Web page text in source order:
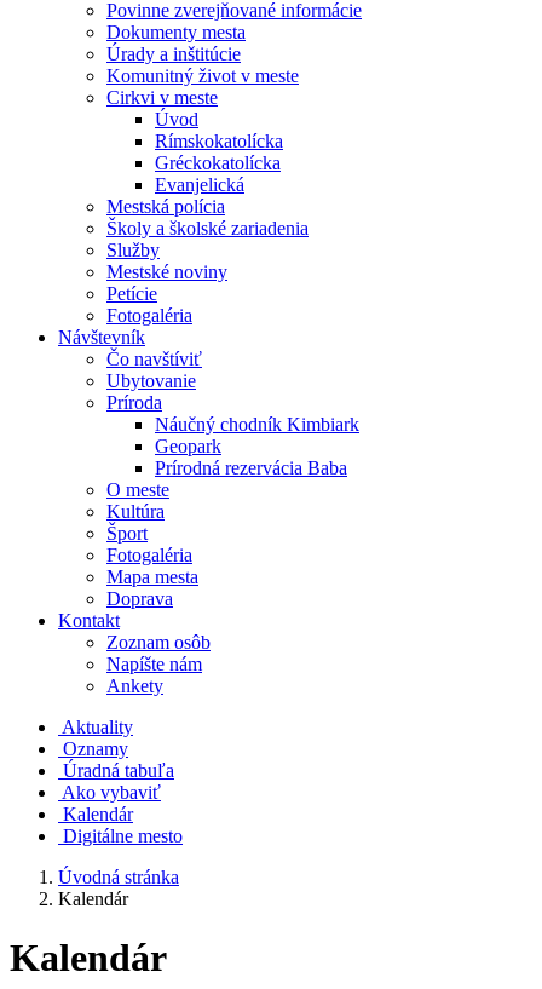
Povinne zverejňované informácie
Dokumenty mesta
Úrady a inštitúcie
Komunitný život v meste
Cirkvi v meste
Úvod
Rímskokatolícka
Gréckokatolícka
Evanjelická
Mestská polícia
Školy a školské zariadenia
Služby
Mestské noviny
Petície
Fotogaléria
Návštevník
Čo navštíviť
Ubytovanie
Príroda
Náučný chodník Kimbiark
Geopark
Prírodná rezervácia Baba
O meste
Kultúra
Šport
Fotogaléria
Mapa mesta
Doprava
Kontakt
Zoznam osôb
Napíšte nám
Ankety
Aktuality
Oznamy
Úradná tabuľa
Ako vybaviť
Kalendár
Digitálne mesto
Úvodná stránka
Kalendár
Kalendár